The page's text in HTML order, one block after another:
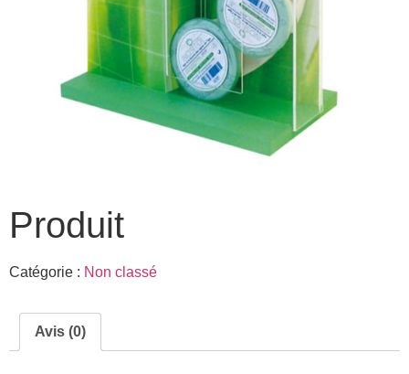
Produit
Catégorie : Non classé
Avis (0)